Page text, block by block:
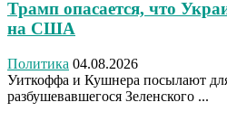
Трамп опасается, что
на США
Политика 04.08.2026
Уиткоффа и Кушнера посылают
разбушевавшегося Зеленского ...